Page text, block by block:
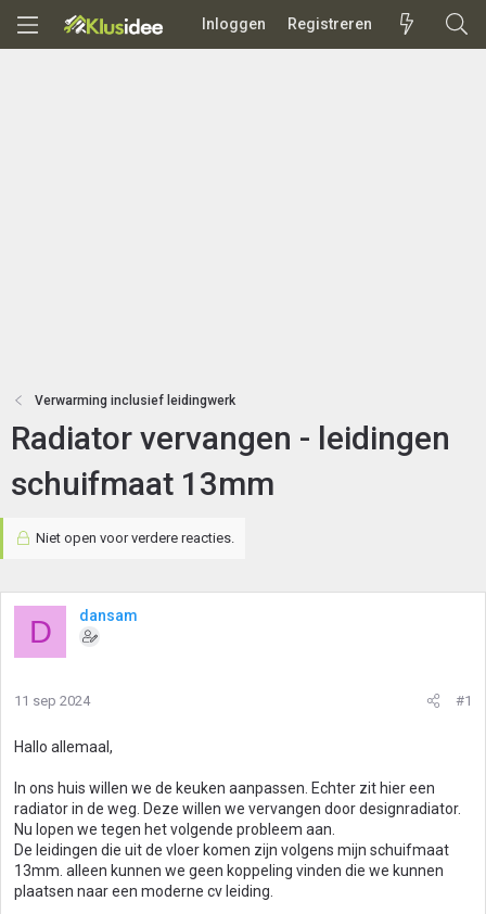
Inloggen Registreren
Verwarming inclusief leidingwerk
Radiator vervangen - leidingen
schuifmaat 13mm
Niet open voor verdere reacties.
D dansam
11 sep 2024 #1
Hallo allemaal,
In ons huis willen we de keuken aanpassen. Echter zit hier een
radiator in de weg. Deze willen we vervangen door designradiator.
Nu lopen we tegen het volgende probleem aan.
De leidingen die uit de vloer komen zijn volgens mijn schuifmaat
13mm. alleen kunnen we geen koppeling vinden die we kunnen
plaatsen naar een moderne cv leiding.